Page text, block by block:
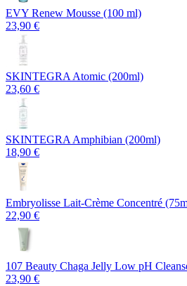
EVY Renew Mousse (100 ml)
23,90 €
SKINTEGRA Atomic (200ml)
23,60 €
SKINTEGRA Amphibian (200ml)
18,90 €
Embryolisse Lait-Crème Concentré
22,90 €
107 Beauty Chaga Jelly Low pH
23,90 €